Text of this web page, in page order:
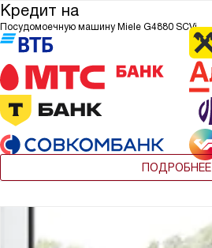
Кредит на
Посудомоечную машину Miele G4880 SCVi
ПОДРОБНЕЕ